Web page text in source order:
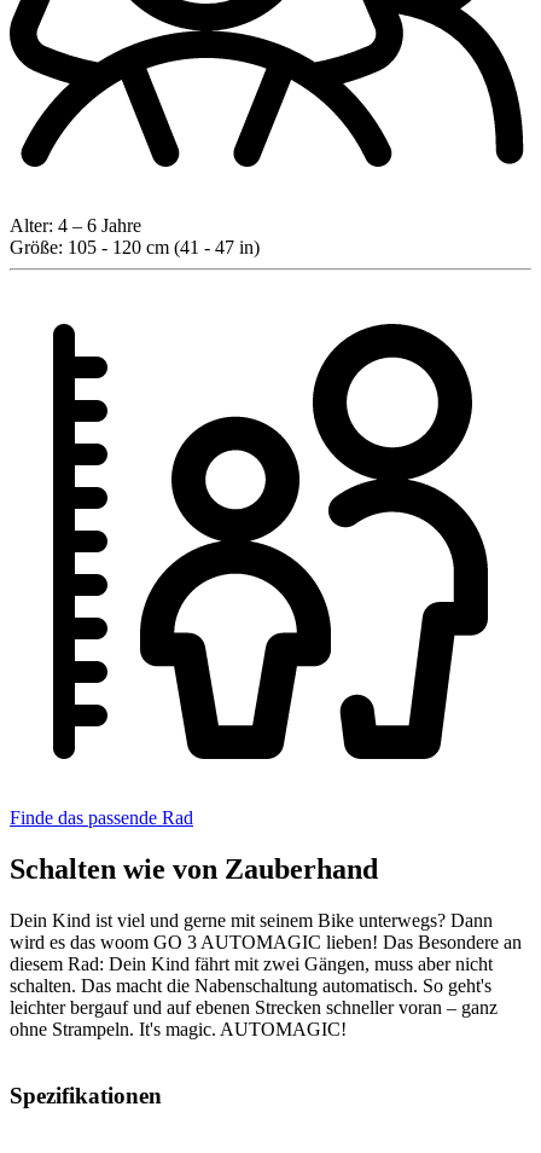
Alter: 4 – 6 Jahre
Größe: 105 - 120 cm (41 - 47 in)
Finde das passende Rad
Schalten wie von Zauberhand
Dein Kind ist viel und gerne mit seinem Bike unterwegs? Dann
wird es das woom GO 3 AUTOMAGIC lieben! Das Besondere an
diesem Rad: Dein Kind fährt mit zwei Gängen, muss aber nicht
schalten. Das macht die Nabenschaltung automatisch. So geht's
leichter bergauf und auf ebenen Strecken schneller voran – ganz
ohne Strampeln. It's magic. AUTOMAGIC!
Spezifikationen